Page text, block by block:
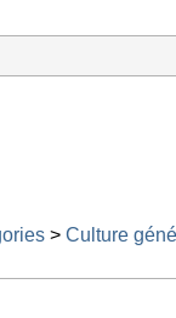
> Culture